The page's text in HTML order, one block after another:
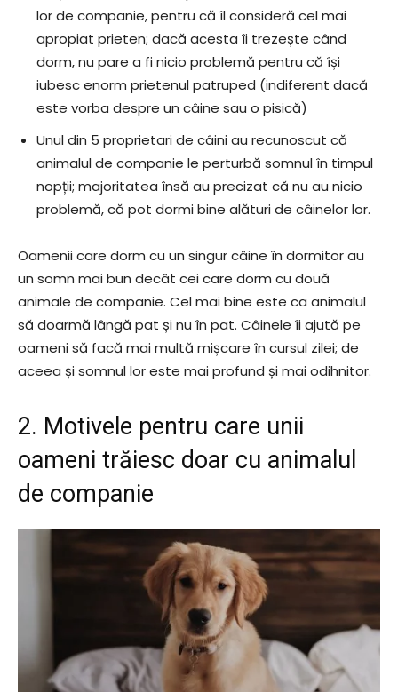
lor de companie, pentru că îl consideră cel mai
apropiat prieten; dacă acesta îi trezește când
dorm, nu pare a fi nicio problemă pentru că își
iubesc enorm prietenul patruped (indiferent dacă
este vorba despre un câine sau o pisică)
Unul din 5 proprietari de câini au recunoscut că
animalul de companie le perturbă somnul în timpul
nopții; majoritatea însă au precizat că nu au nicio
problemă, că pot dormi bine alături de câinelor lor.
Oamenii care dorm cu un singur câine în dormitor au
un somn mai bun decât cei care dorm cu două
animale de companie. Cel mai bine este ca animalul
să doarmă lângă pat și nu în pat. Câinele îi ajută pe
oameni să facă mai multă mișcare în cursul zilei; de
aceea și somnul lor este mai profund și mai odihnitor.
2. Motivele pentru care unii
oameni trăiesc doar cu animalul
de companie